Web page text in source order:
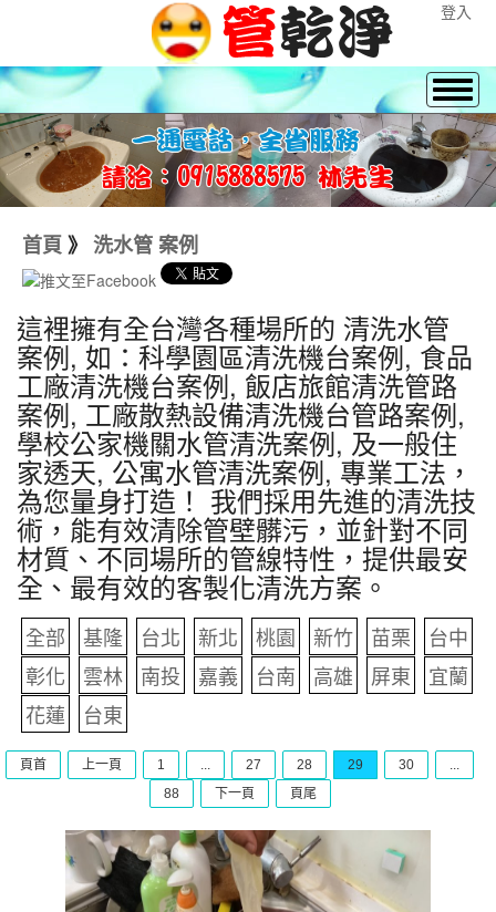
登入
首頁 》 洗水管 案例
這裡擁有全台灣各種場所的 清洗水管
案例, 如：科學園區清洗機台案例, 食品
工廠清洗機台案例, 飯店旅館清洗管路
案例, 工廠散熱設備清洗機台管路案例,
學校公家機關水管清洗案例, 及一般住
家透天, 公寓水管清洗案例, 專業工法，
為您量身打造！ 我們採用先進的清洗技
術，能有效清除管壁髒污，並針對不同
材質、不同場所的管線特性，提供最安
全、最有效的客製化清洗方案。
全部 基隆 台北 新北 桃園 新竹 苗栗
台中
彰化
雲林 南投 嘉義 台南 高雄 屏東
宜蘭
花蓮
台東
頁首 上一頁 1 ... 27 28 29 30
...
88
下一頁 頁尾